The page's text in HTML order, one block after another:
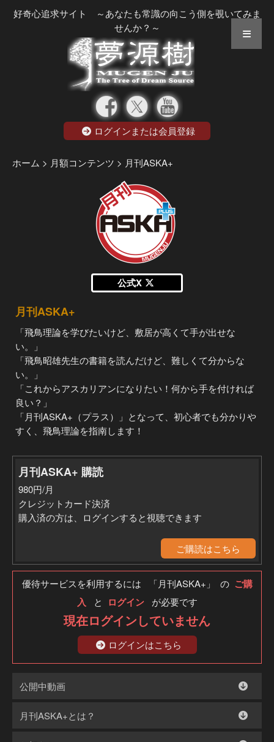
好奇心追求サイト ～あなたも常識の向こう側を覗いてみま
せんか？～
ログインまたは会員登録
ホーム > 月額コンテンツ > 月刊ASKA+
公式X
月刊ASKA+
「飛鳥理論を学びたいけど、敷居が高くて手が出せな
い。」
「飛鳥昭雄先生の書籍を読んだけど、難しくて分からな
い。」
「これからアスカリアンになりたい！何から手を付ければ
良い？」
「月刊ASKA+（プラス）」となって、初心者でも分かりや
すく、飛鳥理論を指南します！
月刊ASKA+ 購読
980円/月
クレジットカード決済
購入済の方は、ログインすると視聴できます
ご購読はこちら
優待サービスを利用するには 「月刊ASKA+」 の ご購
入 と ログインが必要です
現在ログインしていません
ログインはこちら
公開中動画
月刊ASKA+とは？